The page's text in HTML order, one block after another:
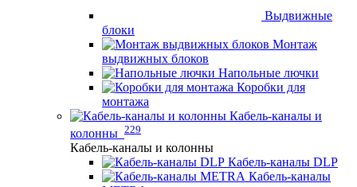
Выдвижные
блоки
Монтаж
выдвижных блоков
Напольные лючки
Коробки для
монтажа
Кабель-каналы и
колонны 229
Кабель-каналы и колонны
Кабель-каналы DLP
Кабель-каналы